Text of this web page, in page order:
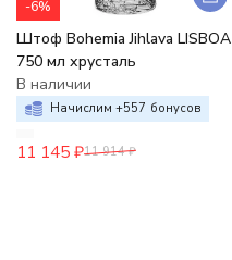
-6%
Штоф Bohemia Jihlava LISBOA
750 мл хрусталь
В наличии
Начислим +557 бонусов
11 145 ₽11 914 ₽